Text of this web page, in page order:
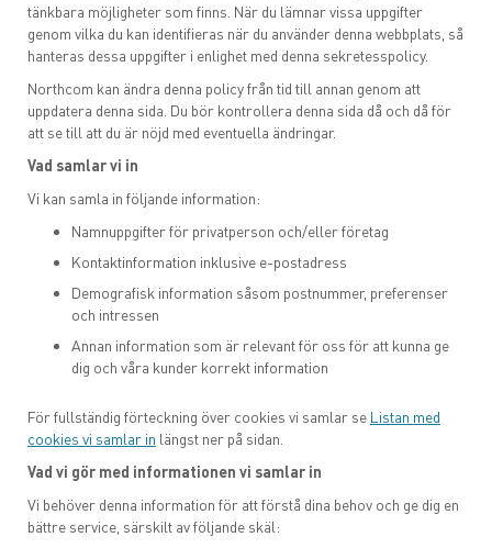
tänkbara möjligheter som finns. När du lämnar vissa uppgifter
genom vilka du kan identifieras när du använder denna webbplats, så
hanteras dessa uppgifter i enlighet med denna sekretesspolicy.
Northcom kan ändra denna policy från tid till annan genom att
uppdatera denna sida. Du bör kontrollera denna sida då och då för
att se till att du är nöjd med eventuella ändringar.
Vad samlar vi in
Vi kan samla in följande information:
Namnuppgifter för privatperson och/eller företag
Kontaktinformation inklusive e-postadress
Demografisk information såsom postnummer, preferenser
och intressen
Annan information som är relevant för oss för att kunna ge
dig och våra kunder korrekt information
För fullständig förteckning över cookies vi samlar se Listan med
cookies vi samlar in längst ner på sidan.
Vad vi gör med informationen vi samlar in
Vi behöver denna information för att förstå dina behov och ge dig en
bättre service, särskilt av följande skäl:
Informationssäkerhet